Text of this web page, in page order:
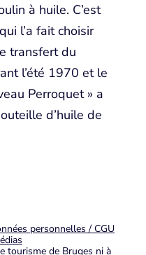
à huile. C’est
l’a fait choisir
transfert du
l’été 1970 et le
Perroquet » a
d’huile de
personnelles / CGU
tourisme de Bruges ni à